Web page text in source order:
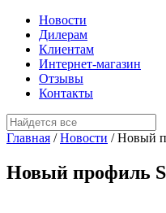
Новости
Дилерам
Клиентам
Интернет-магазин
Отзывы
Контакты
Главная / Новости /Новый
Новый профиль